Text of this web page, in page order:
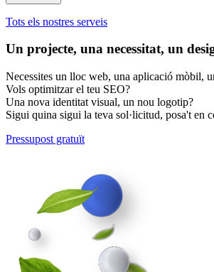
Tots els nostres serveis
Un projecte, una necessitat, un
Necessites un lloc web, una aplicació mòbil,
Vols optimitzar el teu SEO?
Una nova identitat visual, un nou logotip?
Sigui quina sigui la teva sol·licitud, posa't en
Pressupost gratuït